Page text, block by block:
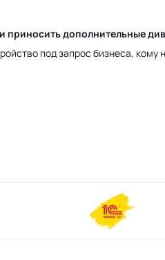
приносить дополнительные
под запрос бизнеса,